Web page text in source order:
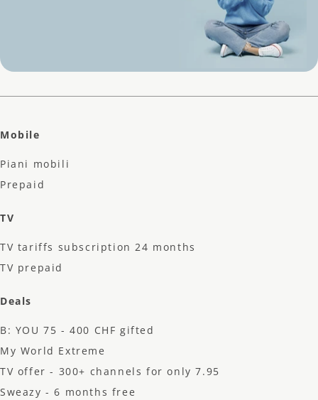
Mobile
Piani mobili
Prepaid
TV
TV tariffs subscription 24 months
TV prepaid
Deals
B: YOU 75 - 400 CHF gifted
My World Extreme
TV offer - 300+ channels for only 7.95 CHF
Sweazy - 6 months free